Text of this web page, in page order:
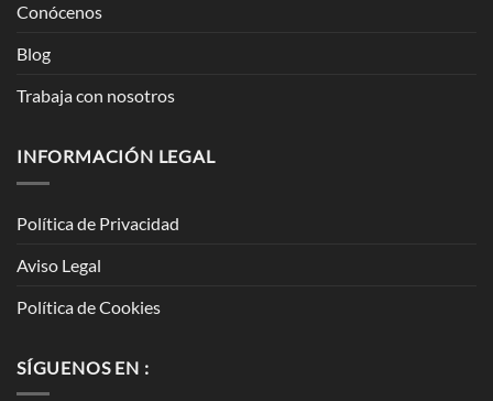
Conócenos
Blog
Trabaja con nosotros
INFORMACIÓN LEGAL
Política de Privacidad
Aviso Legal
Política de Cookies
SÍGUENOS EN :